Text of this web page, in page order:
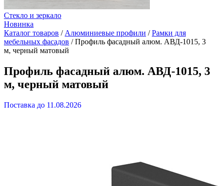
Стекло и зеркало
Новинка
Каталог товаров / Алюминиевые профили /Рамки для
мебельных фасадов /Профиль фасадный алюм. АВД-1015, 3
м, черный матовый
Профиль фасадный алюм. АВД-1015, 3
м, черный матовый
Поставка до 11.08.2026